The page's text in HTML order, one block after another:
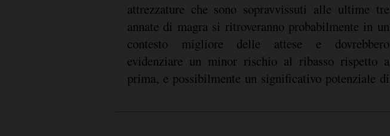
attrezzature che sono sopravvissuti alle ultime tre
annate di magra si ritroveranno probabilmente in un
contesto migliore delle attese e dovrebbero
evidenziare un minor rischio al ribasso rispetto a
prima, e possibilmente un significativo potenziale di
monitorati nel medio periodo, ma non si prestano ad